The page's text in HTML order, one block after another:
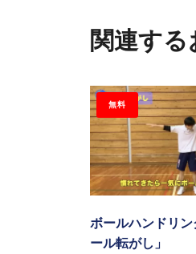
関連す
無料
ボールハンドリ
ール転がし」